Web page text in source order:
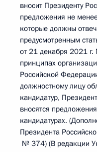
вносит Президенту
предложения не
которые должны
предусмотренным
от 21 декабря 2021
принципах
Российской
должностному лицу
кандидатур,
вносятся
кандидатурах.
Президента
№ 374) (В редакции